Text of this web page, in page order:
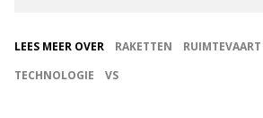
LEES MEER OVER RAKETTEN RUIMTEVAART
TECHNOLOGIE
VS